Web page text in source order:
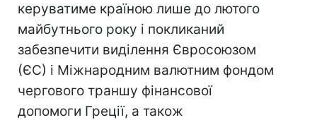
керуватиме країною лише до лютого
майбутнього року і покликаний
забезпечити виділення Євросоюзом
(ЄС) і Міжнародним валютним фондом
чергового траншу фінансової
допомоги Греції, а також